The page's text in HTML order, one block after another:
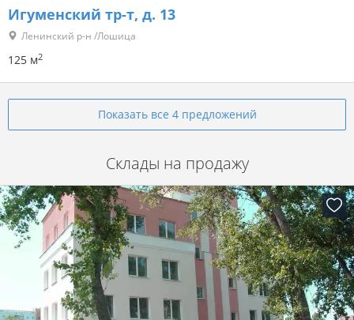
Игуменский тр-т, д. 13
Ленинский р-н /Лошица
125 м2
Показать все 4 предложений
Склады на продажу